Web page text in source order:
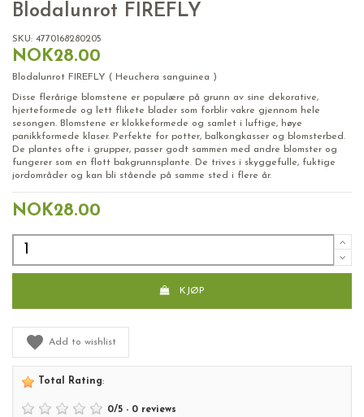
Blodalunrot FIREFLY
SKU: 4770168280205
NOK28.00
Blodalunrot FIREFLY ( Heuchera sanguinea )
Disse flerårige blomstene er populære på grunn av sine dekorative,
hjerteformede og lett flikete blader som forblir vakre gjennom hele
sesongen. Blomstene er klokkeformede og samlet i luftige, høye
panikkformede klaser. Perfekte for potter, balkongkasser og blomsterbed.
De plantes ofte i grupper, passer godt sammen med andre blomster og
fungerer som en flott bakgrunnsplante. De trives i skyggefulle, fuktige
jordområder og kan bli stående på samme sted i flere år.
NOK28.00
KJØP
Add to wishlist
Total Rating:
0/5 - 0 reviews